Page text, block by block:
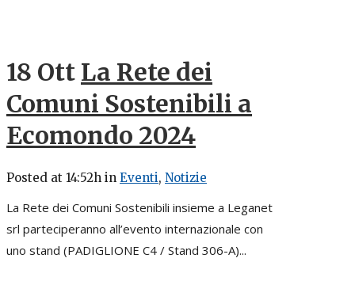
18 Ott La Rete dei
Comuni Sostenibili a
Ecomondo 2024
Posted at 14:52h in Eventi, Notizie
La Rete dei Comuni Sostenibili insieme a Leganet
srl parteciperanno all’evento internazionale con
uno stand (PADIGLIONE C4 / Stand 306-A)...